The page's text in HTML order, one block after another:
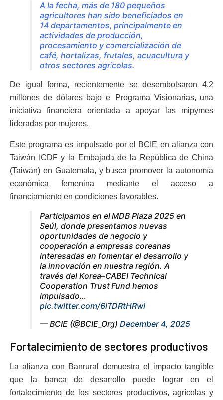
A la fecha, más de 180 pequeños
agricultores han sido beneficiados en
14 departamentos, principalmente en
actividades de producción,
procesamiento y comercialización de
café, hortalizas, frutales, acuacultura y
otros sectores agrícolas.
De igual forma, recientemente se desembolsaron 4.2
millones de dólares bajo el Programa Visionarias, una
iniciativa financiera orientada a apoyar las mipymes
lideradas por mujeres.
Este programa es impulsado por el BCIE en alianza con
Taiwán ICDF y la Embajada de la República de China
(Taiwán) en Guatemala, y busca promover la autonomía
económica femenina mediante el acceso a
financiamiento en condiciones favorables.
Participamos en el MDB Plaza 2025 en
Seúl, donde presentamos nuevas
oportunidades de negocio y
cooperación a empresas coreanas
interesadas en fomentar el desarrollo y
la innovación en nuestra región. A
través del Korea–CABEI Technical
Cooperation Trust Fund hemos
impulsado…
pic.twitter.com/6iTDRtHRwi
— BCIE (@BCIE_Org) December 4, 2025
Fortalecimiento de sectores productivos
La alianza con Banrural demuestra el impacto tangible
que la banca de desarrollo puede lograr en el
fortalecimiento de los sectores productivos, agrícolas y